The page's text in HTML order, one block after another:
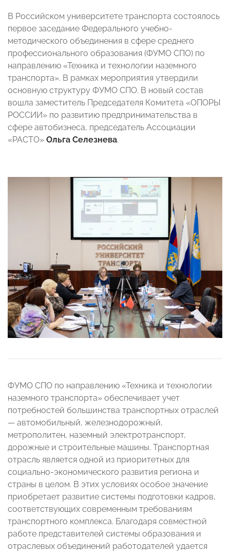
В Российском университете транспорта состоялось
первое заседание Федерального учебно-
методического объединения в сфере среднего
профессионального образования (ФУМО СПО) по
направлению «Техника и технологии наземного
транспорта». В рамках мероприятия утвердили
основную структуру ФУМО СПО. В новый состав
вошла заместитель Председателя Комитета «ОПОРЫ
РОССИИ» по развитию предпринимательства в
сфере автобизнеса, председатель Ассоциации
«РАСТО» Ольга Селезнева.
ФУМО СПО по направлению «Техника и технологии
наземного транспорта» обеспечивает учет
потребностей большинства транспортных отраслей
— автомобильный, железнодорожный,
метрополитен, наземный электротранспорт,
дорожные и строительные машины. Транспортная
отрасль является одной из приоритетных для
социально-экономического развития региона и
страны в целом. В этих условиях особое значение
приобретает развитие системы подготовки кадров,
соответствующих современным требованиям
транспортного комплекса. Благодаря совместной
работе представителей системы образования и
отраслевых объединений работодателей удается